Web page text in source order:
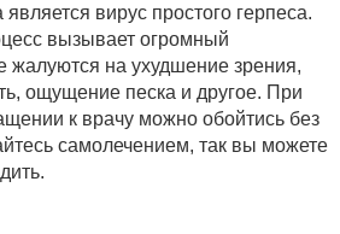
вирус простого герпеса.
вызывает огромный
жалуются на ухудшение зрения,
ощущение песка и другое. При
к врачу можно обойтись без
самолечением, так вы можете